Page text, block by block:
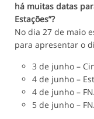
há muitas datas
Estações”?
No dia 27 de maio
para apresentar o
3 de junho –
4 de junho –
4 de junho –
5 de junho –